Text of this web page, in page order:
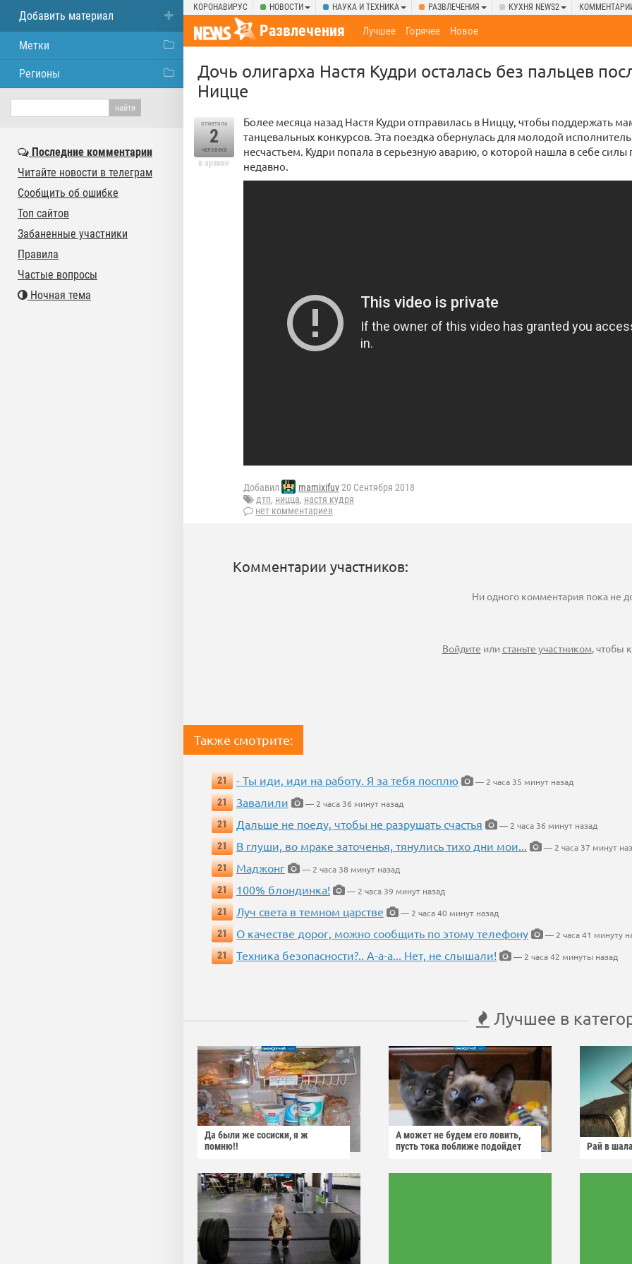
КОРОНАВИРУС НОВОСТИ НАУКА И ТЕХНИКА РАЗВЛЕЧЕНИЯ КУХНЯ NEWS2
Развлечения Лучшее Горячее Новое
Дочь олигарха Настя Кудри осталась без пальцев
Ницце
отметили
2
человека
в архиве
Более месяца назад Настя Кудри отправилась в Ниццу, чтобы поддержать
танцевальных конкурсов. Эта поездка обернулась для молодой
несчастьем. Кудри попала в серьезную аварию, о которой нашла в себе силы
недавно.
Добавил mamixifuv20 Сентября 2018
дтп, ницца, настя кудря
нет комментариев
Комментарии участников:
Ни одного комментария пока не
Войдите илистаньте участником, чтобы
Также смотрите:
21 - Ты иди, иди на работу. Я за тебя посплю
— 2 часа 35 минут назад
21
Завалили
— 2 часа 36 минут назад
21
Дальше не поеду, чтобы не разрушать счастья
— 2 часа 36 минут назад
21
В глуши, во мраке заточенья, тянулись тихо дни мои...
— 2 часа 37 минут
21
Маджонг
— 2 часа 38 минут назад
21
100% блондинка!
— 2 часа 39 минут назад
21
Луч света в темном царстве
— 2 часа 40 минут назад
21
О качестве дорог, можно сообщить по этому телефону
— 2 часа 41 минуту
21
Техника безопасности?.. А-а-а... Нет, не слышали! — 2 часа 42 минуты назад
Лучшее в
Да были же сосиски, я ж
помню!!
А может не будем его ловить,
пусть тока поближе подойдет
Рай в
Добавить материал
Метки
Регионы
Последние комментарии
Читайте новости в телеграм
Сообщить об ошибке
Топ сайтов
Забаненные участники
Правила
Частые вопросы
Ночная тема